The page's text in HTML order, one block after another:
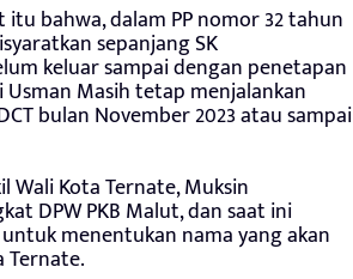
bahwa, dalam PP nomor 32 tahun
sepanjang SK
keluar sampai dengan penetapan
Masih tetap menjalankan
bulan November 2023 atau sampai
Kota Ternate, Muksin
DPW PKB Malut, dan saat ini
menentukan nama yang akan
Ternate.